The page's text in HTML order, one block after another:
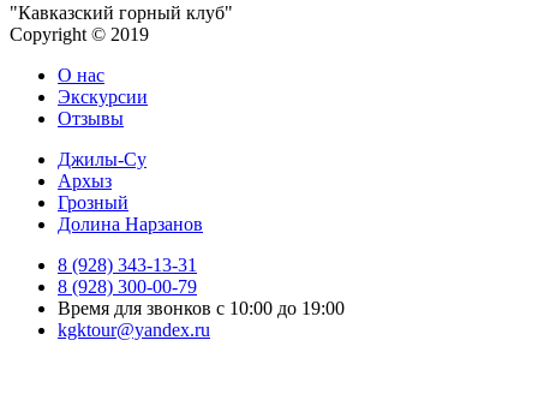
"Кавказский горный клуб"
Copyright © 2019
О нас
Экскурсии
Отзывы
Джилы-Су
Архыз
Грозный
Долина Нарзанов
8 (928) 343-13-31
8 (928) 300-00-79
Время для звонков с 10:00 до 19:00
kgktour@yandex.ru